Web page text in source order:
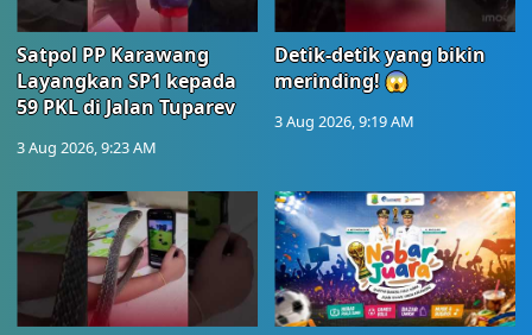
Satpol PP Karawang
Layangkan SP1 kepada
59 PKL di Jalan Tuparev
3 Aug 2026, 9:23 AM
Detik-detik yang bikin
merinding! 😱
3 Aug 2026, 9:19 AM